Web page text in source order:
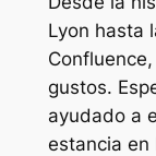
Lyon hasta
gustos.
ayudado a
estancia en